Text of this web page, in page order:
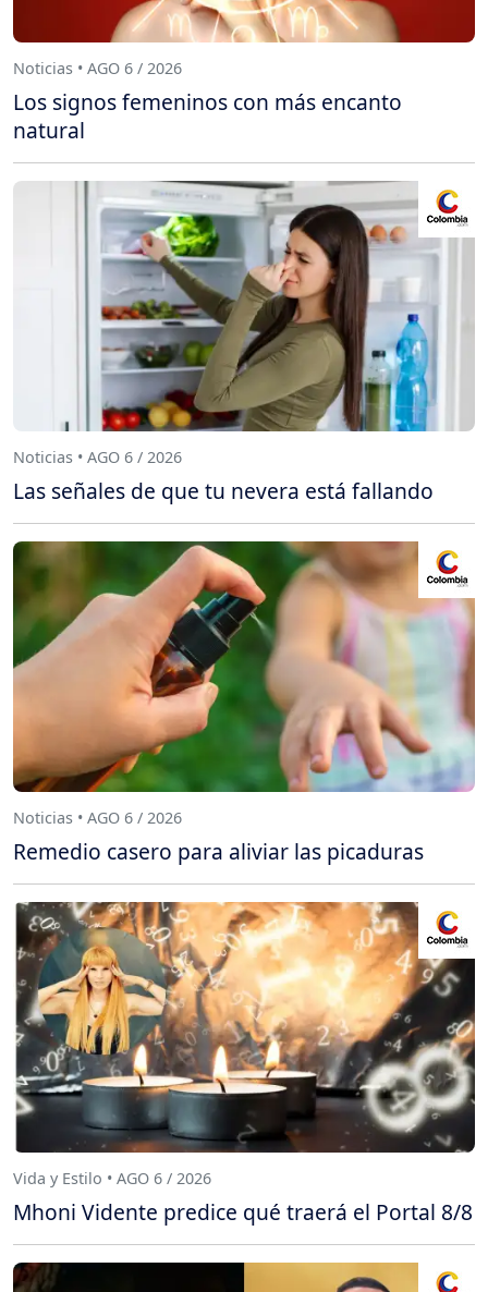
Noticias • AGO 6 / 2026
Los signos femeninos con más encanto
natural
Noticias • AGO 6 / 2026
Las señales de que tu nevera está fallando
Noticias • AGO 6 / 2026
Remedio casero para aliviar las picaduras
Vida y Estilo • AGO 6 / 2026
Mhoni Vidente predice qué traerá el Portal 8/8